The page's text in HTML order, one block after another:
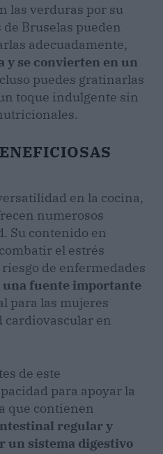
las verduras por su
de Bruselas pueden
adecuadamente,
y se convierten en un
puedes gratinarlas
toque indulgente sin
en la cocina,
numerosos
Su contenido en
el estrés
de enfermedades
una fuente importante
para las mujeres
cardiovascular en
de este
para apoyar la
que contienen
regular y
un sistema digestivo